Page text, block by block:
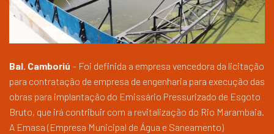
Bal. Camboriú – Foi definida a empresa vencedora da licitação
para contratação de empresa de engenharia para execução das
obras para implantação do Emissário Pressurizado de Esgoto
Bruto, que irá contribuir com a revitalização do Rio Marambaia.
A Emasa (Empresa Municipal de Água e Saneamento)